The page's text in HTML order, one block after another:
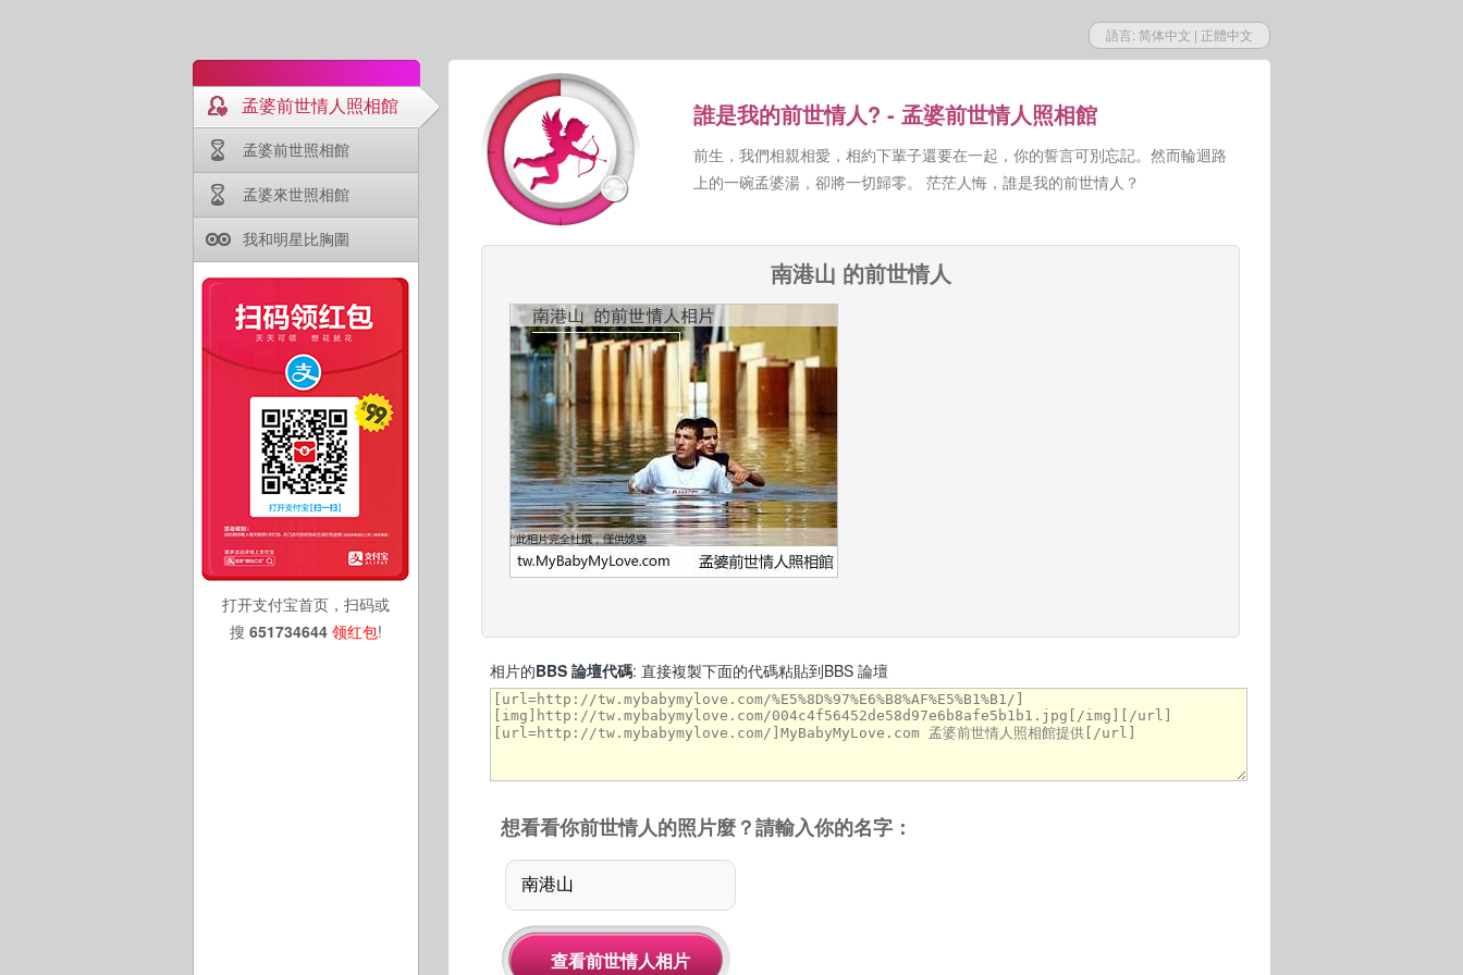
語言: 简体中文 | 正體中文
孟婆前世情人照相館
孟婆前世照相館
孟婆來世照相館
我和明星比胸圍
打开支付宝首页，扫码或
搜 651734644 领红包!
誰是我的前世情人? - 孟婆前世情人照相館
前生，我們相親相愛，相約下輩子還要在一起，你的誓言可別忘記。然而輪迴路
上的一碗孟婆湯，卻將一切歸零。 茫茫人悔，誰是我的前世情人？
南港山 的前世情人
相片的BBS 論壇代碼: 直接複製下面的代碼粘貼到BBS 論壇
想看看你前世情人的照片麼？請輸入你的名字：